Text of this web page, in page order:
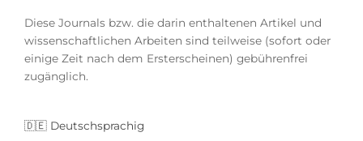
Diese Journals bzw. die darin enthaltenen Artikel und
wissenschaftlichen Arbeiten sind teilweise (sofort oder
einige Zeit nach dem Ersterscheinen) gebührenfrei
zugänglich.
🇩🇪 Deutschsprachig